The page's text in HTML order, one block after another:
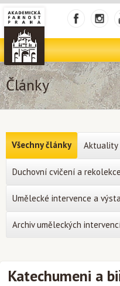
Články
Katechumeni a
Všechny články Aktuality
Duchovní cvičení a rekolekce
Umělecké intervence a
Archiv uměleckých